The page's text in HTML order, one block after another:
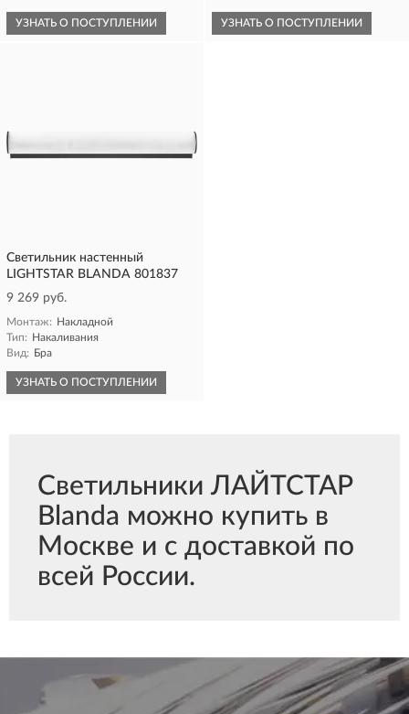
УЗНАТЬ О ПОСТУПЛЕНИИ УЗНАТЬ О ПОСТУПЛЕНИИ
Светильник настенный
LIGHTSTAR BLANDA 801837
9 269 руб.
Монтаж: Накладной
Тип: Накаливания
Вид: Бра
УЗНАТЬ О ПОСТУПЛЕНИИ
Светильники ЛАЙТСТАР
Blanda можно купить в
Москве и с доставкой по
всей России.